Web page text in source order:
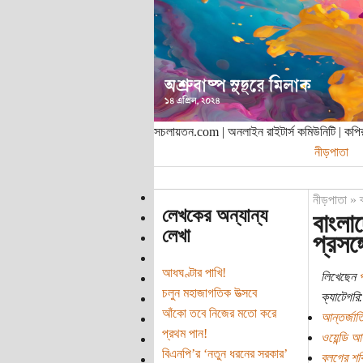
সচলায়তন.com | অনলাইন রাইটার্স কমিউনিটি |
নীড়পাতা
লেখকের অন্যান্য
লেখা
আধঘণ্টার পাখি!
চলুন মহাজাগতিক উত্সবে
আঁকো তবে নিজের মতো করে
প্রথম পান!
বিএনপি’র ‘নতুন ধরনের সরকার’
নীড়পাতা»
লিখেছেন
ক্যাটেগরি:
ওয়েন্ডি
ব্লগের